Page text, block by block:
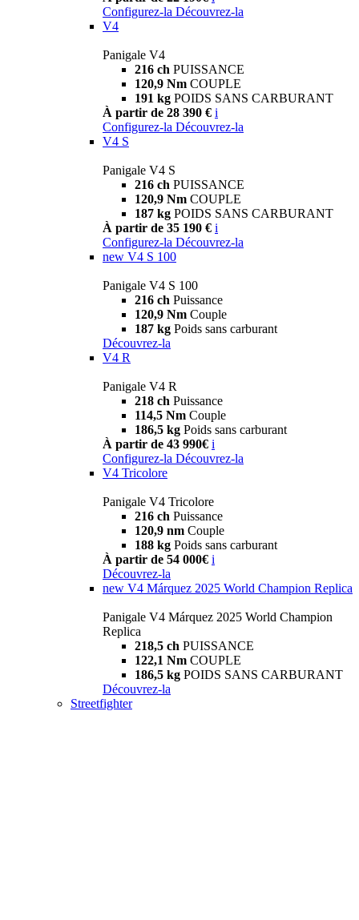
Configurez-la Découvrez-la
V4
Panigale V4
216 ch PUISSANCE
120,9 Nm COUPLE
191 kg POIDS SANS CARBURANT
À partir de 28 390 € i
Configurez-la Découvrez-la
V4 S
Panigale V4 S
216 ch PUISSANCE
120,9 Nm COUPLE
187 kg POIDS SANS CARBURANT
À partir de 35 190 € i
Configurez-la Découvrez-la
new V4 S 100
Panigale V4 S 100
216 ch Puissance
120,9 Nm Couple
187 kg Poids sans carburant
Découvrez-la
V4 R
Panigale V4 R
218 ch Puissance
114,5 Nm Couple
186,5 kg Poids sans carburant
À partir de 43 990€ i
Configurez-la Découvrez-la
V4 Tricolore
Panigale V4 Tricolore
216 ch Puissance
120,9 nm Couple
188 kg Poids sans carburant
À partir de 54 000€ i
Découvrez-la
new V4 Márquez 2025 World Champion Replica
Panigale V4 Márquez 2025 World Champion
Replica
218,5 ch PUISSANCE
122,1 Nm COUPLE
186,5 kg POIDS SANS CARBURANT
Découvrez-la
Streetfighter